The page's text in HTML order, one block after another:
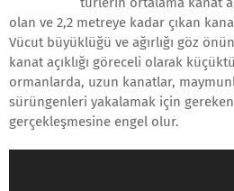
olan ve 2,2 metreye kadar çıkan
Vücut büyüklüğü ve ağırlığı göz
kanat açıklığı göreceli olarak
ormanlarda, uzun kanatlar,
sürüngenleri yakalamak için gereken
gerçekleşmesine engel olur.